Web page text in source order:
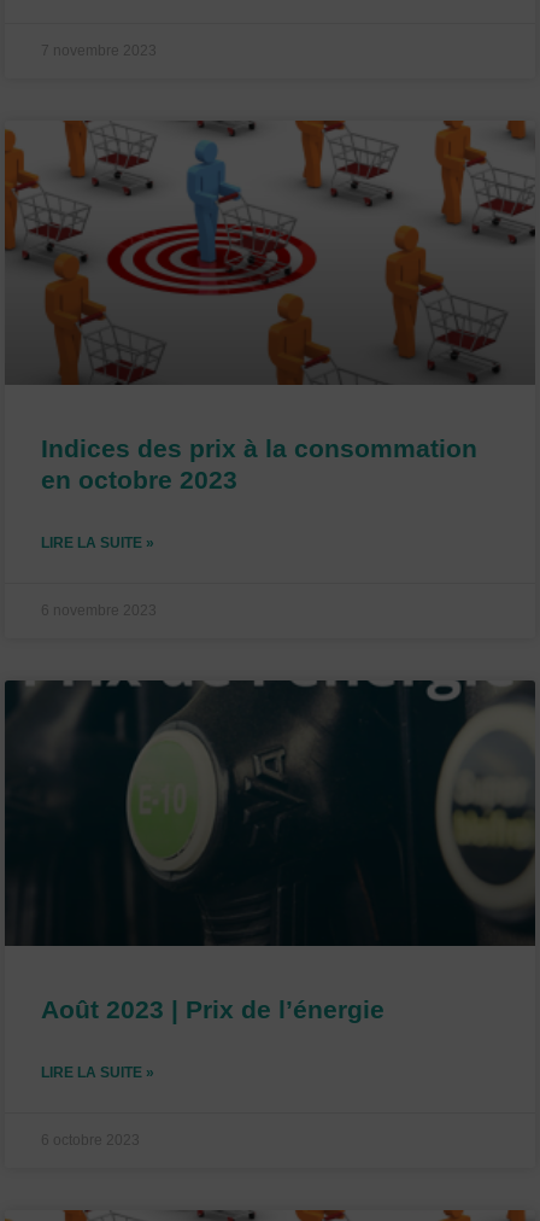
7 novembre 2023
Indices des prix à la consommation
en octobre 2023
LIRE LA SUITE »
6 novembre 2023
Août 2023 | Prix de l’énergie
LIRE LA SUITE »
6 octobre 2023